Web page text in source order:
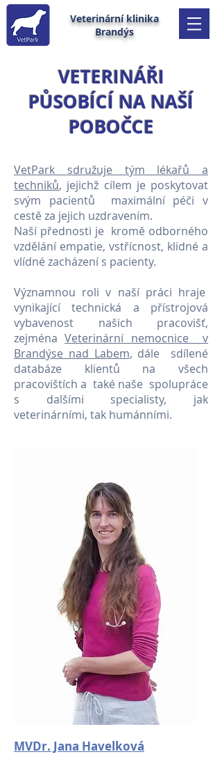
Veterinární klinika
Brandýs
VETERINÁŘI
PŮSOBÍCÍ NA NAŠÍ
POBOČCE
VetPark sdružuje tým lékařů a
techniků, jejichž cílem je poskytovat
svým pacientů maximální péči v
cestě za jejich uzdravením.
Naší přednosti je kromě odborného
vzdělání empatie, vstřícnost, klidné a
vlídné zacházení s pacienty.
Významnou roli v naší práci hraje
vynikající technická a přístrojová
vybavenost našich pracovišť,
zejménaVeterinární nemocnice v
Brandýse nad Labem, dále sdílené
databáze klientů na všech
pracovištích a také naše spolupráce
s dalšími specialisty, jak
veterinárními, tak humánními.
MVDr. Jana Havelková